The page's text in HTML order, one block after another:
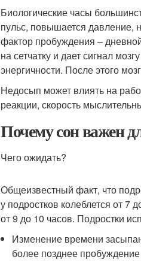
Биологические часы
пульс, повышается давление,
фактор пробуждения –
на сетчатку и дает сигнал
энергичности. После этого
Недосып может влиять на
реакции, скорость
Почему сон важен
Чего ожидать?
Общеизвестный факт, что
у подростков колеблется от 7
от 9 до 10 часов. Подростки
Изменение времени
более позднее